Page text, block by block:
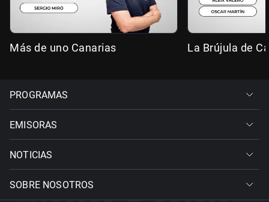
Más de uno Canarias La Brújula de
PROGRAMAS
EMISORAS
NOTICIAS
SOBRE NOSOTROS